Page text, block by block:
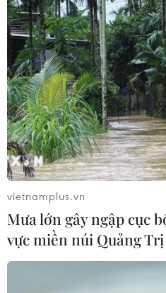
TIN LIÊN QUAN
vietnamplus.vn
Mưa lớn gây ngập cục
vực miền núi Quảng Trị